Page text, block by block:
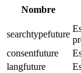
Nombre
searchtypefuture
consentfuture
langfuture